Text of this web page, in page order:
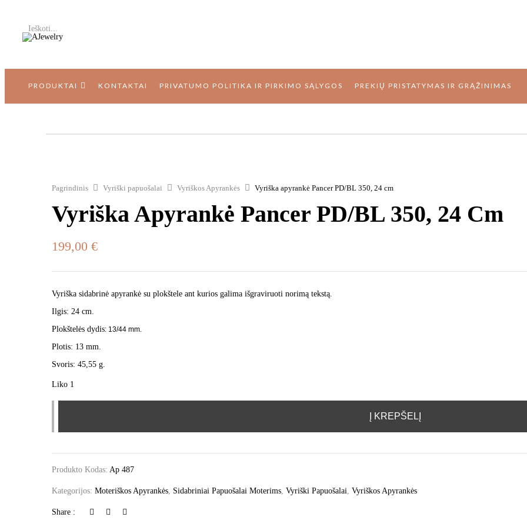
Ieškoti...
PRODUKTAI KONTAKTAI PRIVATUMO POLITIKA IR PIRKIMO SĄLYGOS PREKIŲ PRISTATYMAS IR GRĄŽINIMAS
Pagrindinis Vyriški papuošalai Vyriškos Apyrankės Vyriška apyrankė Pancer PD/BL 350, 24 cm
Vyriška Apyrankė Pancer PD/BL 350, 24 Cm
199,00 €
Vyriška sidabrinė apyrankė su plokštele ant kurios galima išgraviruoti norimą tekstą.
Ilgis: 24 cm.
Plokštelės dydis: 13/44 mm.
Plotis: 13 mm.
Svoris: 45,55 g.
Liko 1
Į KREPŠELĮ
Produkto Kodas: Ap 487
Kategorijos: Moteriškos Apyrankės Sidabriniai Papuošalai Moterims Vyriški Papuošalai Vyriškos Apyrankės
Share :